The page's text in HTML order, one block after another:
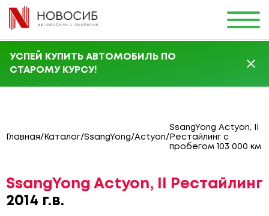
УСПЕЙ КУПИТЬ АВТОМОБИЛЬ ПО
СТАРОМУ КУРСУ!
Главная/ Каталог/SsangYong/Actyon/
SsangYong Actyon, II
Рестайлинг с
пробегом 103 000 км
SsangYong Actyon, II Рестайлинг
2014 г.в.